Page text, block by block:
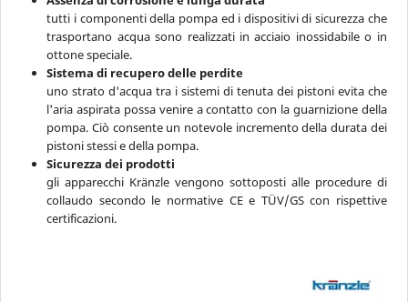
tutti i componenti della pompa ed i dispositivi di sicurezza che
trasportano acqua sono realizzati in acciaio inossidabile o in
ottone speciale.
Sistema di recupero delle perdite
uno strato d'acqua tra i sistemi di tenuta dei pistoni evita che
l'aria aspirata possa venire a contatto con la guarnizione della
pompa. Ciò consente un notevole incremento della durata dei
pistoni stessi e della pompa.
Sicurezza dei prodotti
gli apparecchi Kränzle vengono sottoposti alle procedure di
collaudo secondo le normative CE e TÜV/GS con rispettive
certificazioni.